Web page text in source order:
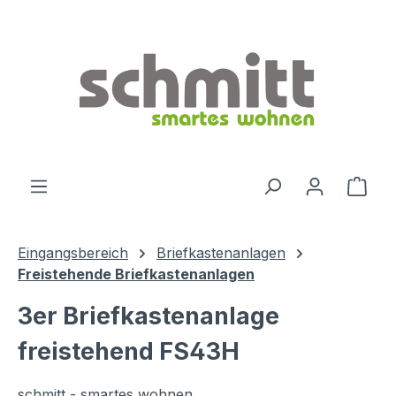
Eingangsbereich
Briefkastenanlagen
Freistehende Briefkastenanlagen
3er Briefkastenanlage
freistehend FS43H